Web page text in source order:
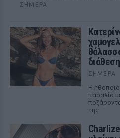
ΣΉΜΕΡΑ
διάθεση
ΣΉΜΕΡΑ
Η
παραλία
της